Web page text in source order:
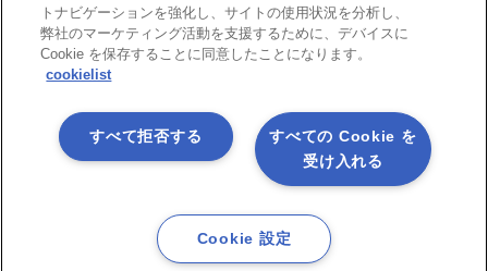
ソーシャルメディア
Copyright©1998 -2026 Asteria Corporation. All Rights Reserved.
トナビゲーションを強化し、サイトの使用状況を分析し、
弊社のマーケティング活動を支援するために、デバイスに
Cookie を保存することに同意したことになります。
cookielist
すべての Cookie を
受け入れる
すべて拒否する
Cookie 設定